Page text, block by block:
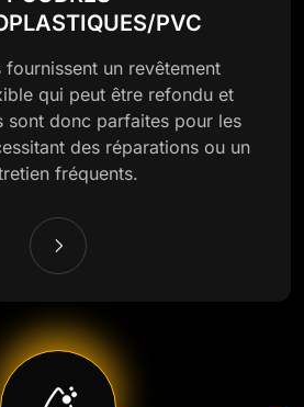
PVC
fournissent un revêtement
qui peut être refondu et
sont donc parfaites pour les
des réparations ou un
fréquents.